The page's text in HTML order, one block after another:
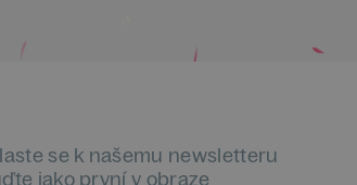
se k našemu newsletteru
jako první v obraze